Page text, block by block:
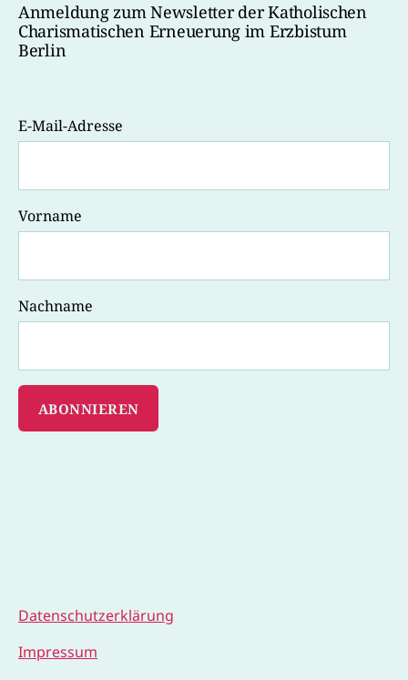
Anmeldung zum Newsletter der Katholischen
Charismatischen Erneuerung im Erzbistum
Berlin
E-Mail-Adresse
Vorname
Nachname
Datenschutzerklärung
Impressum